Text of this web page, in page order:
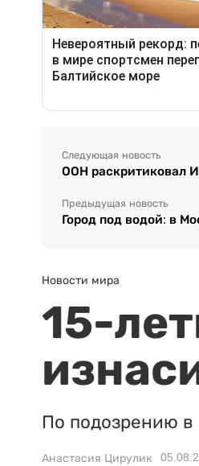
Следующая новость
ООН раскритиковал
Предыдущая новость
Город под водой: в
Новости мира
15-
По подозрению в
Анастасия Цирулик